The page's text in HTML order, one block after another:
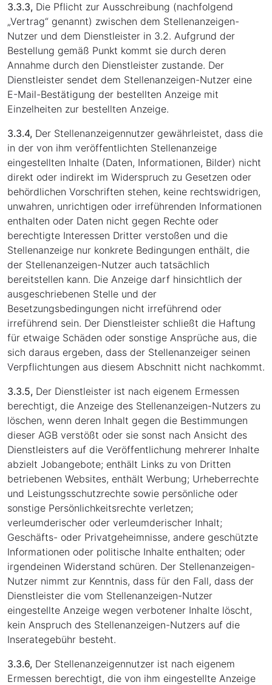
3.3.3, Die Pflicht zur Ausschreibung (nachfolgend
„Vertrag“ genannt) zwischen dem Stellenanzeigen-
Nutzer und dem Dienstleister in 3.2. Aufgrund der
Bestellung gemäß Punkt kommt sie durch deren
Annahme durch den Dienstleister zustande. Der
Dienstleister sendet dem Stellenanzeigen-Nutzer eine
E-Mail-Bestätigung der bestellten Anzeige mit
Einzelheiten zur bestellten Anzeige.
3.3.4, Der Stellenanzeigennutzer gewährleistet, dass die
in der von ihm veröffentlichten Stellenanzeige
eingestellten Inhalte (Daten, Informationen, Bilder) nicht
direkt oder indirekt im Widerspruch zu Gesetzen oder
behördlichen Vorschriften stehen, keine rechtswidrigen,
unwahren, unrichtigen oder irreführenden Informationen
enthalten oder Daten nicht gegen Rechte oder
berechtigte Interessen Dritter verstoßen und die
Stellenanzeige nur konkrete Bedingungen enthält, die
der Stellenanzeigen-Nutzer auch tatsächlich
bereitstellen kann. Die Anzeige darf hinsichtlich der
ausgeschriebenen Stelle und der
Besetzungsbedingungen nicht irreführend oder
irreführend sein. Der Dienstleister schließt die Haftung
für etwaige Schäden oder sonstige Ansprüche aus, die
sich daraus ergeben, dass der Stellenanzeiger seinen
Verpflichtungen aus diesem Abschnitt nicht nachkommt.
3.3.5, Der Dienstleister ist nach eigenem Ermessen
berechtigt, die Anzeige des Stellenanzeigen-Nutzers zu
löschen, wenn deren Inhalt gegen die Bestimmungen
dieser AGB verstößt oder sie sonst nach Ansicht des
Dienstleisters auf die Veröffentlichung mehrerer Inhalte
abzielt Jobangebote; enthält Links zu von Dritten
betriebenen Websites, enthält Werbung; Urheberrechte
und Leistungsschutzrechte sowie persönliche oder
sonstige Persönlichkeitsrechte verletzen;
verleumderischer oder verleumderischer Inhalt;
Geschäfts- oder Privatgeheimnisse, andere geschützte
Informationen oder politische Inhalte enthalten; oder
irgendeinen Widerstand schüren. Der Stellenanzeigen-
Nutzer nimmt zur Kenntnis, dass für den Fall, dass der
Dienstleister die vom Stellenanzeigen-Nutzer
eingestellte Anzeige wegen verbotener Inhalte löscht,
kein Anspruch des Stellenanzeigen-Nutzers auf die
Inserategebühr besteht.
3.3.6, Der Stellenanzeigennutzer ist nach eigenem
Ermessen berechtigt, die von ihm eingestellte Anzeige